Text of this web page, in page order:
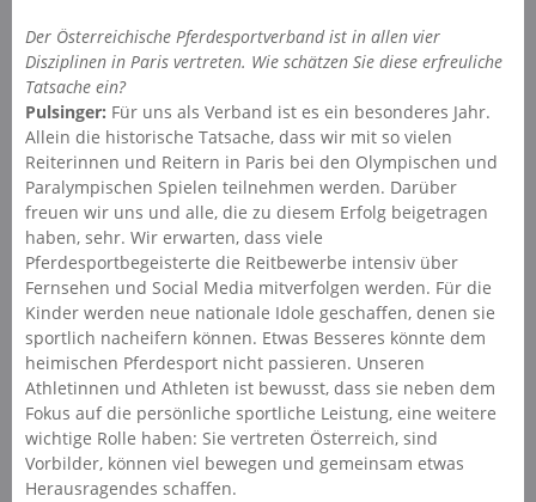
Der Österreichische Pferdesportverband ist in allen vier
Disziplinen in Paris vertreten. Wie schätzen Sie diese erfreuliche
Tatsache ein?
Pulsinger: Für uns als Verband ist es ein besonderes Jahr.
Allein die historische Tatsache, dass wir mit so vielen
Reiterinnen und Reitern in Paris bei den Olympischen und
Paralympischen Spielen teilnehmen werden. Darüber
freuen wir uns und alle, die zu diesem Erfolg beigetragen
haben, sehr. Wir erwarten, dass viele
Pferdesportbegeisterte die Reitbewerbe intensiv über
Fernsehen und Social Media mitverfolgen werden. Für die
Kinder werden neue nationale Idole geschaffen, denen sie
sportlich nacheifern können. Etwas Besseres könnte dem
heimischen Pferdesport nicht passieren. Unseren
Athletinnen und Athleten ist bewusst, dass sie neben dem
Fokus auf die persönliche sportliche Leistung, eine weitere
wichtige Rolle haben: Sie vertreten Österreich, sind
Vorbilder, können viel bewegen und gemeinsam etwas
Herausragendes schaffen.